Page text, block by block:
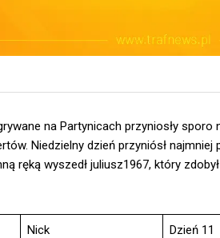
na Partynicach przyniosły sporo
Niedzielny dzień przyniósł
ręką wyszedł juliusz1967, który
Nick Dzień 11